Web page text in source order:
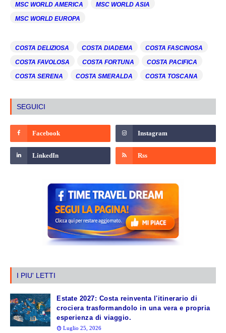
MSC WORLD AMERICA
MSC WORLD ASIA
MSC WORLD EUROPA
COSTA DELIZIOSA COSTA DIADEMA
COSTA FASCINOSA
COSTA FAVOLOSA
COSTA FORTUNA
COSTA PACIFICA
COSTA SERENA
COSTA SMERALDA COSTA TOSCANA
SEGUICI
I PIU' LETTI
Estate 2027: Costa reinventa l'itinerario di
crociera trasformandolo in una vera e propria
esperienza di viaggio.
Luglio 25, 2026